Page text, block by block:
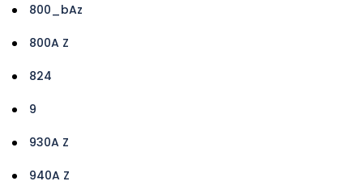
800_bAz
800A Z
824
9
930A Z
940A Z